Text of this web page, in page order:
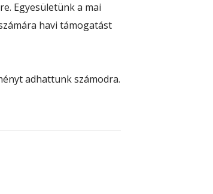
Egyesületünk a mai
havi támogatást
adhattunk számodra.